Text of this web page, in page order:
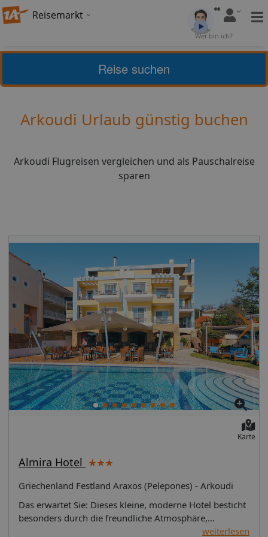
Reisemarkt
Wer bin ich?
Griechenland Arkoudi
Bewertung:4,8 (5) Bewerten
Arkoudi Urlaub günstig buchen
Arkoudi Flugreisen vergleichen und als Pauschalreise
sparen
Reise suchen
Karte
Almira Hotel
Griechenland Festland Araxos (Pelepones) - Arkoudi
Das erwartet Sie: Dieses kleine, moderne Hotel besticht
besonders durch die freundliche Atmosphäre,
persönlichen Service und bevorzugte Lage direkt am
weiterlesen